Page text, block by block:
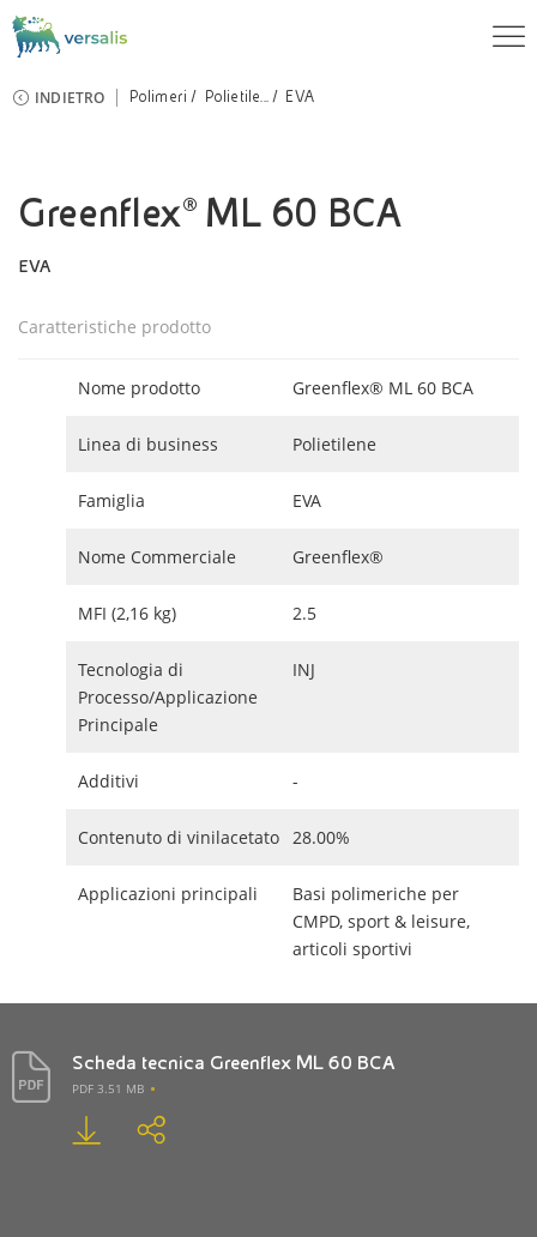
INDIETRO Polimeri Polietile... EVA
Greenflex® ML 60 BCA
EVA
Caratteristiche prodotto
Nome prodotto Greenflex® ML 60 BCA
Linea di business Polietilene
Famiglia EVA
Nome Commerciale Greenflex®
MFI (2,16 kg) 2.5
Tecnologia di
Processo/Applicazione
Principale
INJ
Additivi -
Contenuto di vinilacetato 28.00%
Applicazioni principali
Basi polimeriche per
CMPD, sport & leisure,
articoli sportivi
Scheda tecnica Greenflex ML 60 BCA
PDF 3.51 MB